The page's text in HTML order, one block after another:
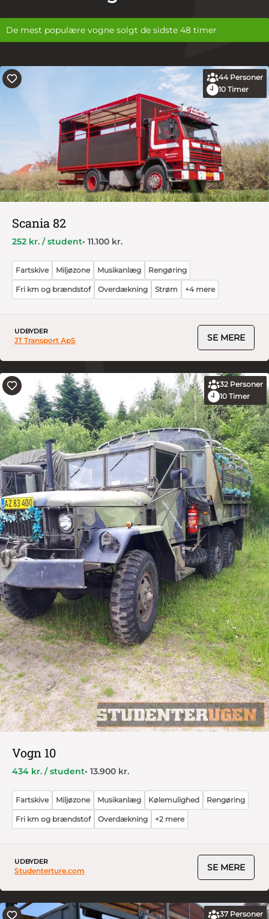
De mest populære vogne solgt de sidste 48 timer
44 Personer
10 Timer
Scania 82
252 kr. / student• 11.100 kr.
Fartskive Miljøzone Musikanlæg Rengøring
Fri km og brændstof Overdækning Strøm +4 mere
UDBYDER
JT Transport ApS SE MERE
32 Personer
10 Timer
Vogn 10
434 kr. / student• 13.900 kr.
Fartskive Miljøzone Musikanlæg Kølemulighed Rengøring
Fri km og brændstof Overdækning +2 mere
UDBYDER
Studenterture.com SE MERE
37 Personer